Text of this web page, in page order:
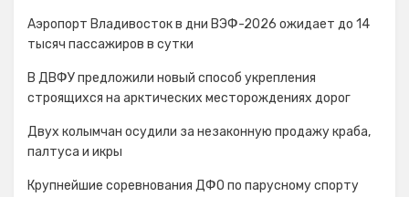
Аэропорт Владивосток в дни ВЭФ-2026 ожидает до 14
тысяч пассажиров в сутки
В ДВФУ предложили новый способ укрепления
строящихся на арктических месторождениях дорог
Двух колымчан осудили за незаконную продажу краба,
палтуса и икры
Крупнейшие соревнования ДФО по парусному спорту